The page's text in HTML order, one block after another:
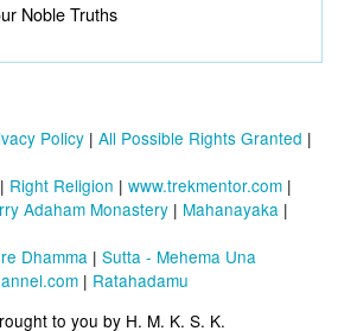
Noble Truths
Policy | All Possible Rights Granted |
| Right Religion | www.trekmentor.com |
Adaham Monastery | Mahanayaka |
Dhamma | Sutta - Mehema Una
| Ratahadamu
to you by H. M. K. S. K.